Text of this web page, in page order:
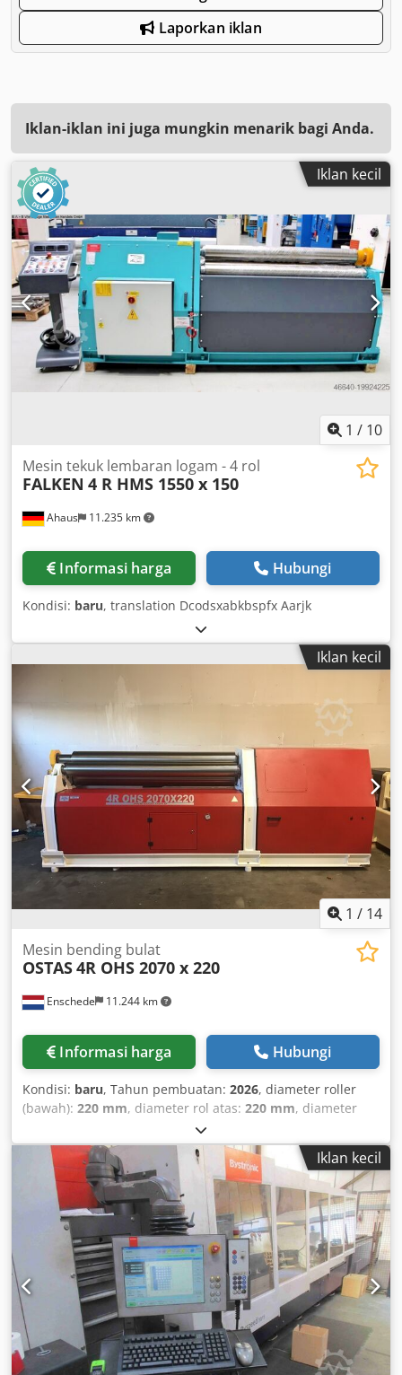
Laporkan iklan
Iklan-iklan ini juga mungkin menarik bagi Anda.
Iklan kecil
1 / 10
Ahaus 11.235 km
Mesin tekuk lembaran logam - 4 rol
FALKEN 4 R HMS 1550 x 150
Informasi harga Hubungi
Kondisi: baru, translation Dcodsxabkbspfx Aarjk
Iklan kecil
1 / 14
Enschede 11.244 km
Mesin bending bulat
OSTAS4R OHS 2070 x 220
Informasi harga Hubungi
Kondisi: baru, Tahun pembuatan: 2026, diameter roller
(bawah): 220 mm, diameter rol atas: 220 mm, diameter
, diameter rol:
2.070 mm, ketebalan pelat baja (maks.):10 mm, berat
kosong:4.500 kg, - 4 rolls - Capacity: 2070 x 10 mm -
Bending capacity: 2070 x 8 mm - Hardened rolls - Top roll
diameter: 220 mm - Bottom roll diameter: 220 mm - Side
roll diameter: 180 mm - Hydraulic operation - Digital
display for left roll movement - Digital display for central
lower roll movement - Digital display for right roll
movement Dsdpfxor H Df Io Aarock - Hydraulic up and
down movement system with intermediate and central
rolls - Hydraulic indicator for easy roll positioning -
Hydraulic up and down movement system with
intermediate and central rolls - The top roll is hydraulically
Iklan kecil